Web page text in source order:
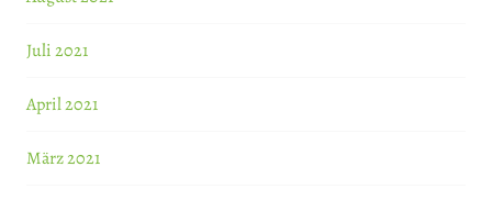
Juli 2021
April 2021
März 2021